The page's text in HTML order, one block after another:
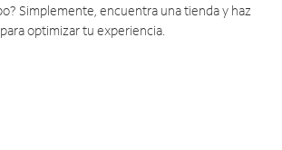
Simplemente, encuentra una tienda y haz
optimizar tu experiencia.